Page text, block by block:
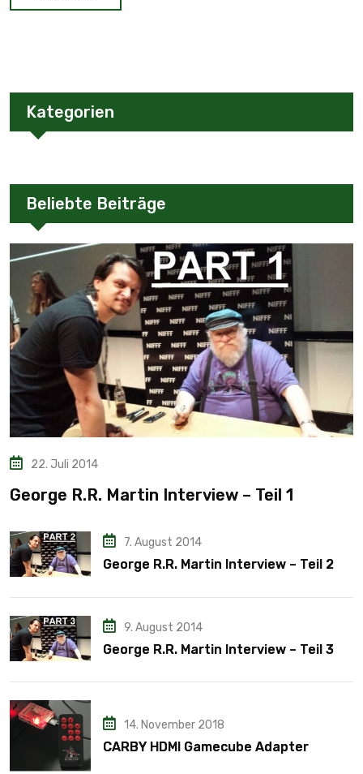
Kategorien
Beliebte Beiträge
22. Juli 2014
George R.R. Martin Interview – Teil 1
7. August 2014
George R.R. Martin Interview – Teil 2
9. August 2014
George R.R. Martin Interview – Teil 3
14. November 2018
CARBY HDMI Gamecube Adapter